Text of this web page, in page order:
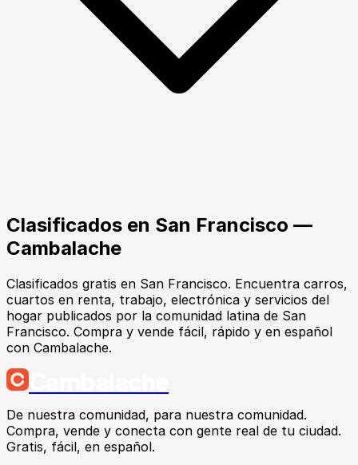
Clasificados en San Francisco —
Cambalache
Clasificados gratis en San Francisco. Encuentra carros,
cuartos en renta, trabajo, electrónica y servicios del
hogar publicados por la comunidad latina de San
Francisco. Compra y vende fácil, rápido y en español
con Cambalache.
De nuestra comunidad, para nuestra comunidad.
Compra, vende y conecta con gente real de tu ciudad.
Gratis, fácil, en español.